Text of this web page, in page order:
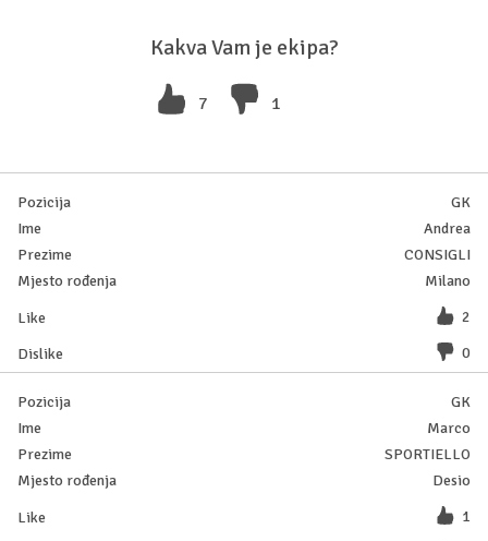
Kakva Vam je ekipa?
7 1
GK
Andrea
CONSIGLI
Milano
2
0
GK
Marco
SPORTIELLO
Desio
1